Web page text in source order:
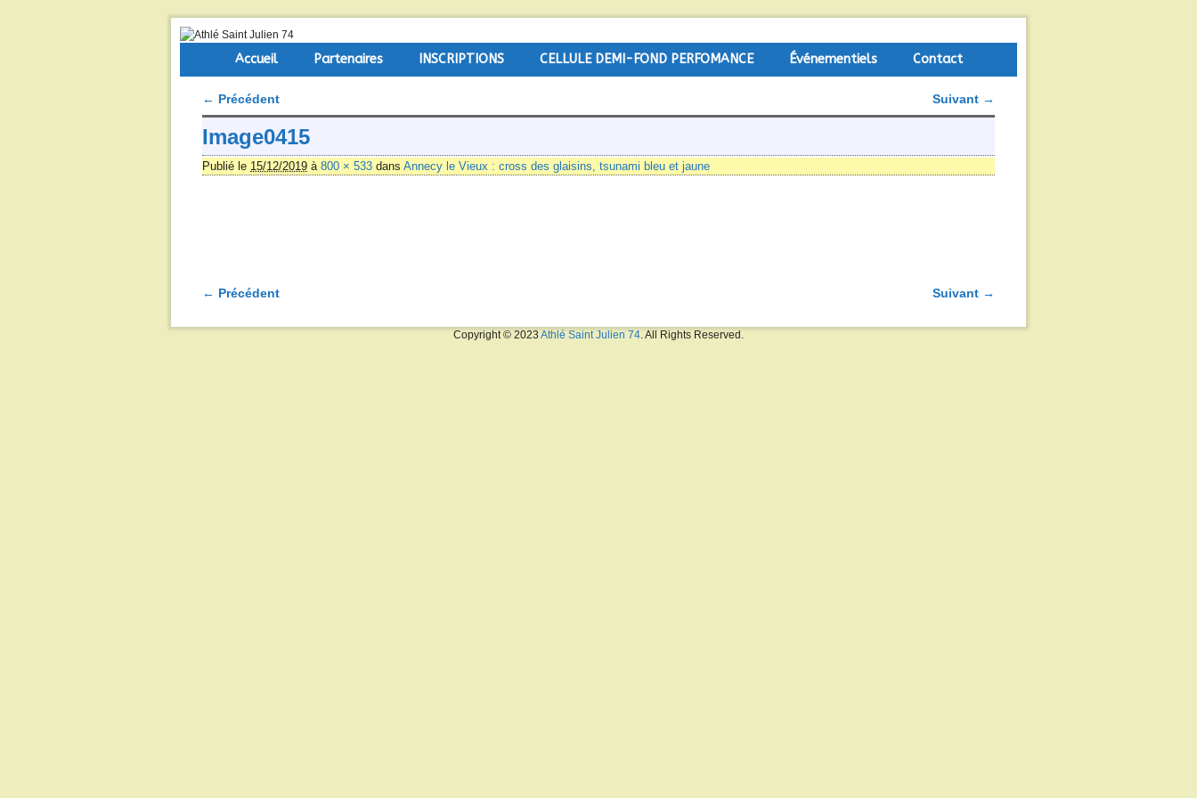
Skip to primary content
Aller au contenu secondaire
Accueil Partenaires INSCRIPTIONS CELLULE DEMI-FOND PERFOMANCE Événementiels Contact
Navigation des images
← Précédent Suivant →
Image0415
Publié le 15/12/2019 à 800 × 533 dans Annecy le Vieux : cross des glaisins, tsunami bleu et jaune
Navigation des images
← Précédent Suivant →
Copyright © 2023 Athlé Saint Julien 74 . All Rights Reserved.